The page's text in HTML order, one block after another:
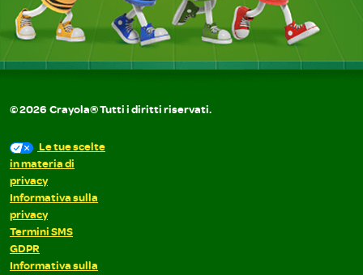
©2026 Crayola® Tutti i diritti riservati.
Le tue scelte
in materia di
privacy
Informativa sulla
privacy
Termini SMS
GDPR
Informativa sulla